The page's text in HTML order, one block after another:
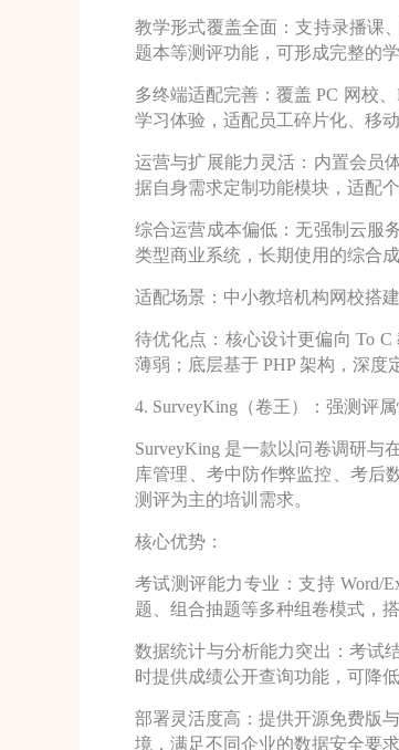
教学形式覆盖全面：支持录播课
题本等测评功能，可形成完整的
多终端适配完善：覆盖 PC 网校
学习体验，适配员工碎片化、移
运营与扩展能力灵活：内置会员
据自身需求定制功能模块，适配
综合运营成本偏低：无强制云服
类型商业系统，长期使用的综合成
适配场景：中小教培机构网校搭
待优化点：核心设计更偏向 To
薄弱；底层基于 PHP 架构，深度
4. SurveyKing（卷王）：强测评
SurveyKing 是一款以问卷调研与
库管理、考中防作弊监控、考后
测评为主的培训需求。
核心优势：
考试测评能力专业：支持 Word/
题、组合抽题等多种组卷模式，
数据统计与分析能力突出：考试
时提供成绩公开查询功能，可降
部署灵活度高：提供开源免费版
境，满足不同企业的数据安全要求